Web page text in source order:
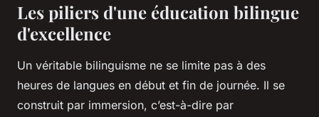
Les piliers d'une éducation bilingue
d'excellence
Un véritable bilinguisme ne se limite pas à des
heures de langues en début et fin de journée. Il se
construit par immersion, c’est-à-dire par